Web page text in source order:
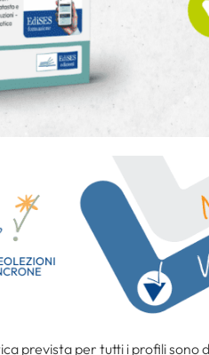
prevista per tutti i profili sono